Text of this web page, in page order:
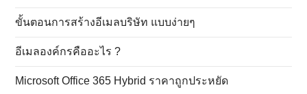
ขั้นตอนการสร้างอีเมลบริษัท แบบง่ายๆ
อีเมลองค์กรคืออะไร ?
Microsoft Office 365 Hybrid ราคาถูกประหยัด